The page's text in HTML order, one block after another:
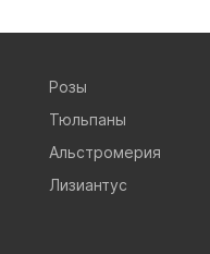
Розы
Тюльпаны
Альстромерия
Лизиантус